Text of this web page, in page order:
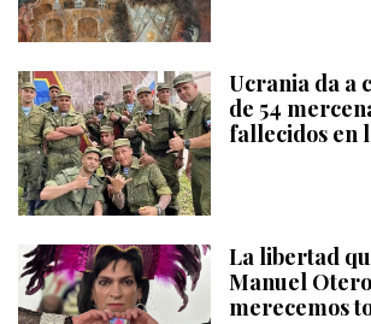
Ucrania da a
de 54
fallecidos en
La libertad
Manuel
merecemos